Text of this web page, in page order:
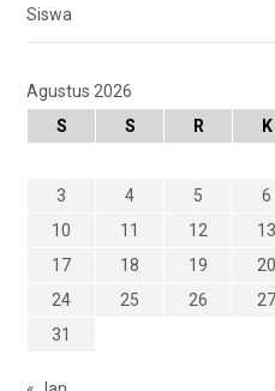
Siswa
Agustus 2026
S
S R K
3
4 5 6
10
11 12 13
17
18 19 20
24
25 26 27
31